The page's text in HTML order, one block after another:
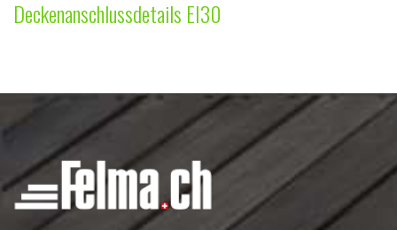
Deckenanschlussdetails EI30